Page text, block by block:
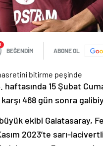
BEĞENDİM ABONE OL
haftasında 15 Şubat
468 gün sonra
ekibi Galatasaray,
2023’te sarı-